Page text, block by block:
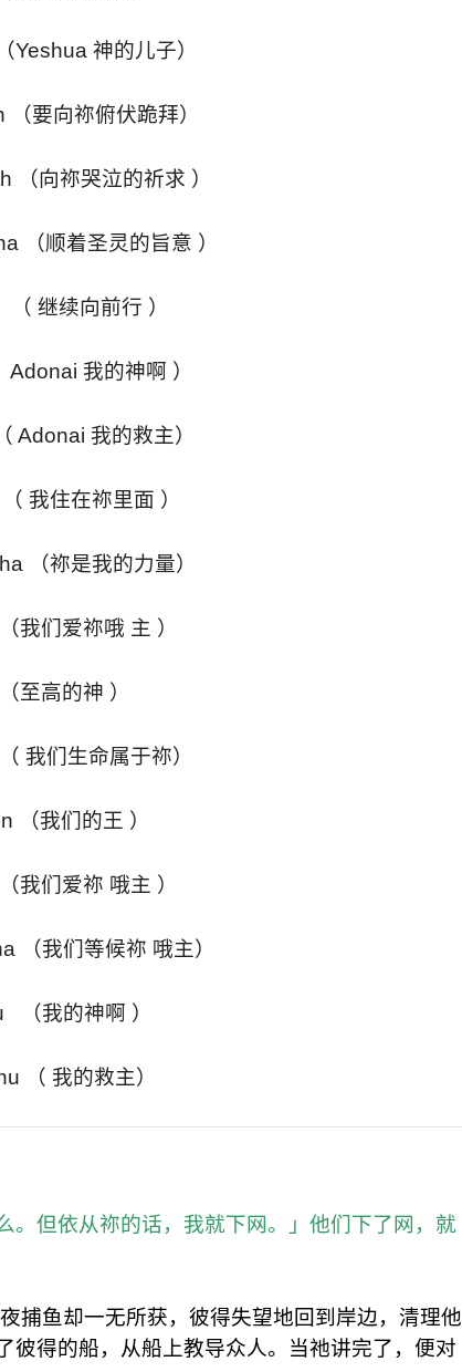
Yeshua 神的儿子）
要向祢俯伏跪拜）
（向祢哭泣的祈求 ）
（顺着圣灵的旨意 ）
继续向前行 ）
我的神啊 ）
Adonai 我的救主）
我住在祢里面 ）
（祢是我的力量）
我们爱祢哦 主 ）
至高的神 ）
我们生命属于祢）
（我们的王 ）
我们爱祢 哦主 ）
（我们等候祢 哦主）
（我的神啊 ）
（ 我的救主）
。但依从祢的话，我就下网。」他们下了网，就
捕鱼却一无所获，彼得失望地回到岸边，清理他
彼得的船，从船上教导众人。当祂讲完了，便对